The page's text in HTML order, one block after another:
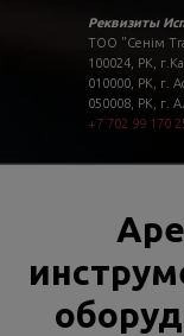
Реквизиты
ТОО "Сенім
100024, РК,
010000, РК, г.
050008, РК, г.
+7 702 99 170